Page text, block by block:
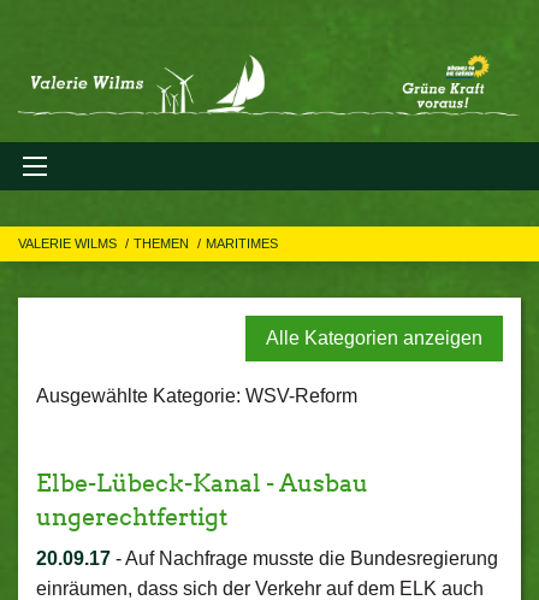
VALERIE WILMS THEMEN MARITIMES
Alle Kategorien anzeigen
Ausgewählte Kategorie: WSV-Reform
Elbe-Lübeck-Kanal - Ausbau
ungerechtfertigt
20.09.17 -Auf Nachfrage musste die Bundesregierung
einräumen, dass sich der Verkehr auf dem ELK auch